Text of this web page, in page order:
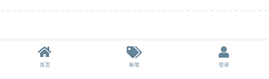
首页 标签 登录